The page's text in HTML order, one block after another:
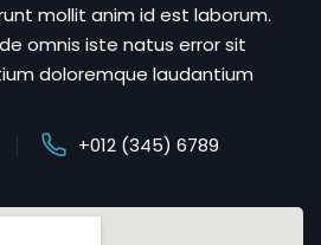
mollit anim id est laborum.
omnis iste natus error sit
doloremque laudantium
+012 (345) 6789